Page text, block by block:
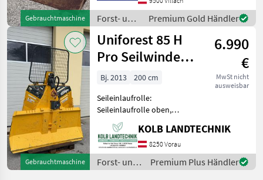
Gebrauchtmaschine
Seilwinde 270 E, Elektrische
Bedienung, 6 t Zugkraft, Sc
Forst- und
Holztechnik
/
Holzknecht
Premium Gold Händler
Gebrauchtmaschine
Uniforest 85 H
Pro Seilwinde
Funkseilwinde
Forst
6.990
€
MwSt nicht
ausweisbar
Bj. 2013
200 cm
Seileinlaufrolle:
Seileinlaufrolle oben,
Zugleistung: 8, 5 Tonnen,
elektrohydr. Bedienung,
Schutzgitter, Funk,
Untersetzung ++KOLB
LANDTECHNIK++
KOLB LANDTECHNIK
8250 Vorau
Forst- und
Holztechnik
Premium Plus Händler